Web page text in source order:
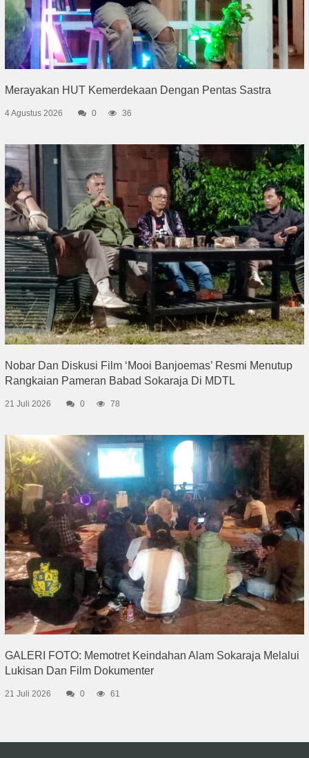
Merayakan HUT Kemerdekaan Dengan Pentas Sastra
4 Agustus 2026 0 36
Nobar Dan Diskusi Film ‘Mooi Banjoemas’ Resmi Menutup
Rangkaian Pameran Babad Sokaraja Di MDTL
21 Juli 2026 0 78
GALERI FOTO: Memotret Keindahan Alam Sokaraja Melalui
Lukisan Dan Film Dokumenter
21 Juli 2026 0 61